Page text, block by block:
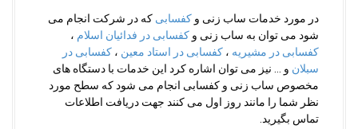
در مورد خدمات ساب زنی و کفسابی که در شرکت انجام می
شود می توان به ساب زنی و کفسابی در فدائیان اسلام ،
کفسابی در مشیریه ، کفسابی در استاد معین ، کفسابی در
سبلان و … نیز می توان اشاره کرد این خدمات با دستگاه های
مخصوص ساب زنی و کفسابی انجام می شود که سطح مورد
نظر شما را مانند روز اول می کنند جهت دریافت اطلاعات
تماس بگیرید.